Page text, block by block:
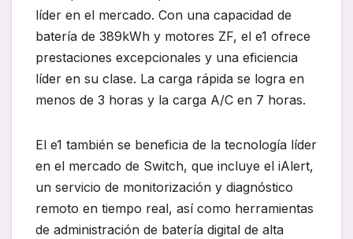
líder en el mercado. Con una capacidad de
batería de 389kWh y motores ZF, el e1 ofrece
prestaciones excepcionales y una eficiencia
líder en su clase. La carga rápida se logra en
menos de 3 horas y la carga A/C en 7 horas.
El e1 también se beneficia de la tecnología líder
en el mercado de Switch, que incluye el iAlert,
un servicio de monitorización y diagnóstico
remoto en tiempo real, así como herramientas
de administración de batería digital de alta